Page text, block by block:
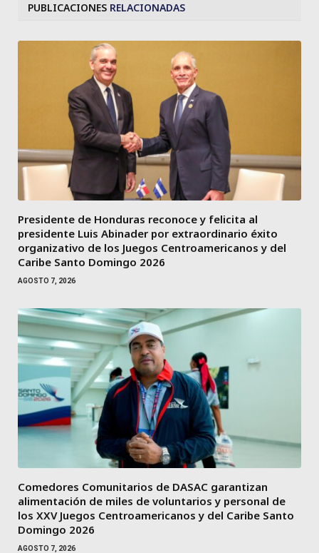
PUBLICACIONES RELACIONADAS
Presidente de Honduras reconoce y felicita al
presidente Luis Abinader por extraordinario éxito
organizativo de los Juegos Centroamericanos y del
Caribe Santo Domingo 2026
AGOSTO 7, 2026
Comedores Comunitarios de DASAC garantizan
alimentación de miles de voluntarios y personal de
los XXV Juegos Centroamericanos y del Caribe Santo
Domingo 2026
AGOSTO 7, 2026